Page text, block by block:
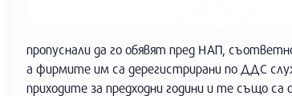
пропуснали да го обявят пред НАП,
а фирмите им са дерегистрирани по ДДС
приходите за предходни години и те също са